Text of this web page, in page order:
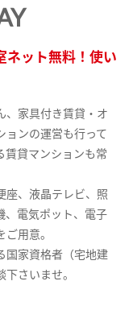
ネット無料！使い
、家具付き賃貸・オ
ョンの運営も行って
賃貸マンションも常
座、液晶テレビ、照
、電気ポット、電子
用意。
国家資格者（宅地建
さいませ。